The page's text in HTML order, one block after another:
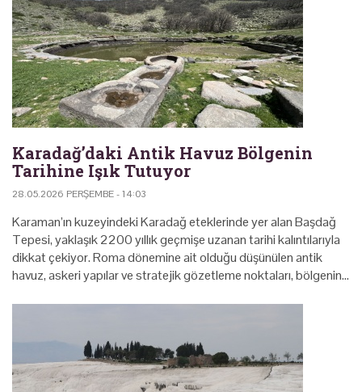
Karadağ’daki Antik Havuz Bölgenin
Tarihine Işık Tutuyor
28.05.2026 PERŞEMBE - 14:03
Karaman’ın kuzeyindeki Karadağ eteklerinde yer alan Başdağ
Tepesi, yaklaşık 2200 yıllık geçmişe uzanan tarihi kalıntılarıyla
dikkat çekiyor. Roma dönemine ait olduğu düşünülen antik
havuz, askeri yapılar ve stratejik gözetleme noktaları, bölgenin…